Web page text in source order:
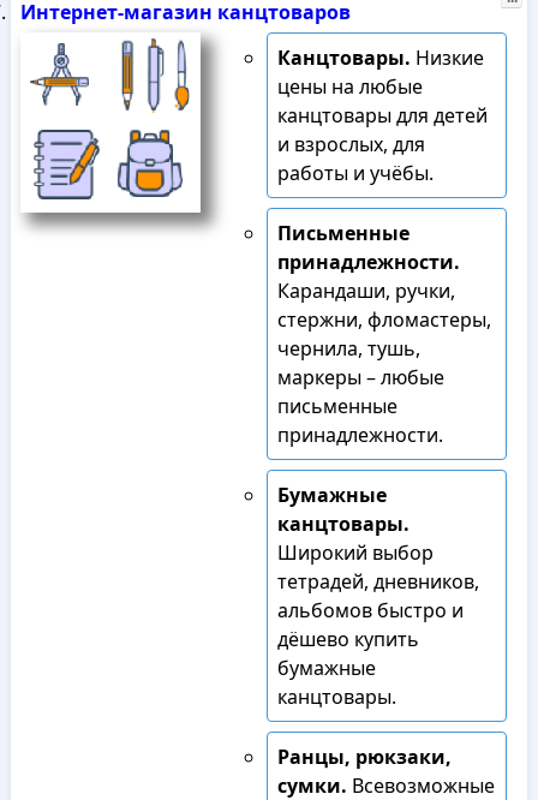
Интернет-магазин канцтоваров
Канцтовары. Низкие
цены на любые
канцтовары для детей
и взрослых, для
работы и учёбы.
Письменные
принадлежности.
Карандаши, ручки,
стержни, фломастеры,
чернила, тушь,
маркеры – любые
письменные
принадлежности.
Бумажные
канцтовары.
Широкий выбор
тетрадей, дневников,
альбомов быстро и
дёшево купить
бумажные
канцтовары.
Ранцы, рюкзаки,
сумки. Всевозможные